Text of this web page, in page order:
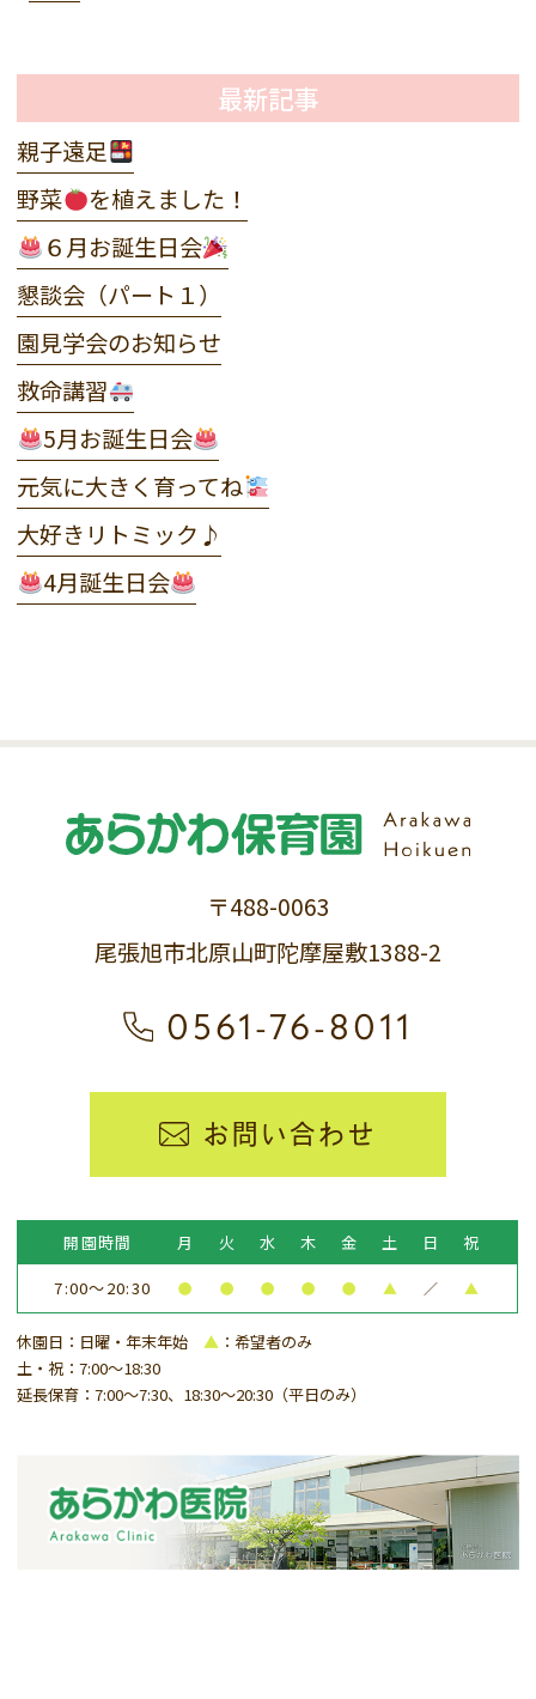
最新記事
親子遠足
野菜
を植えました！
６月お誕生日会
懇談会（パート１）
園見学会のお知らせ
救命講習
5月お誕生日会
元気に大きく育ってね
大好きリトミック♪
4月誕生日会
〒488-0063
尾張旭市北原山町陀摩屋敷1388-2
0561-76-8011
お問い合わせ
開園時間 月 火 水 木 金 土 日
祝
7:00～20:30
● ● ● ● ● ▲ ／ ▲
休園日：日曜・年末年始▲ ：希望者のみ
土・祝：7:00～18:30
延長保育：7:00～7:30、18:30～20:30（平日のみ）